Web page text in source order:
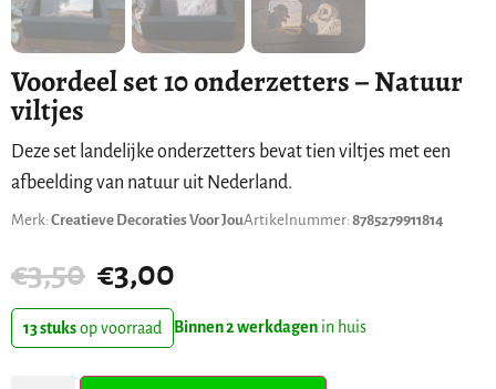
Voordeel set 10 onderzetters – Natuur
viltjes
Deze set landelijke onderzetters bevat tien viltjes met een
afbeelding van natuur uit Nederland.
Merk: Creatieve Decoraties Voor JouArtikelnummer: 8785279911814
€3,50 €3,00
13 stuksop voorraad Binnen 2 werkdagen in huis